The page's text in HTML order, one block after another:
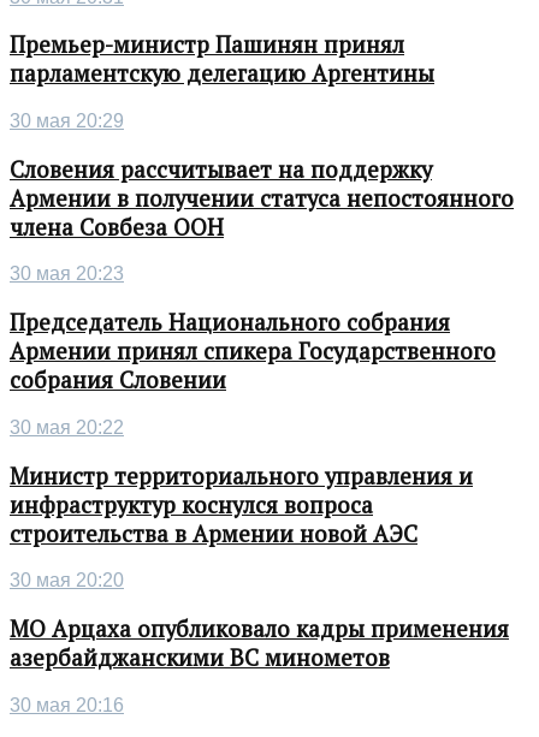
Премьер-министр Пашинян принял
парламентскую делегацию Аргентины
30 мая 20:29
Словения рассчитывает на поддержку
Армении в получении статуса непостоянного
члена Совбеза ООН
30 мая 20:23
Председатель Национального собрания
Армении принял спикера Государственного
собрания Словении
30 мая 20:22
Министр территориального управления и
инфраструктур коснулся вопроса
строительства в Армении новой АЭС
30 мая 20:20
МО Арцаха опубликовало кадры применения
азербайджанскими ВС минометов
30 мая 20:16